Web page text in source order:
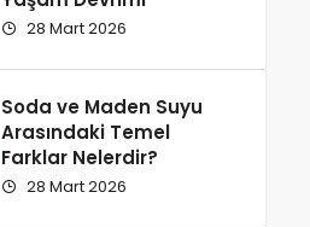
28 Mart 2026
Soda ve Maden Suyu
Arasındaki Temel
Farklar Nelerdir?
28 Mart 2026